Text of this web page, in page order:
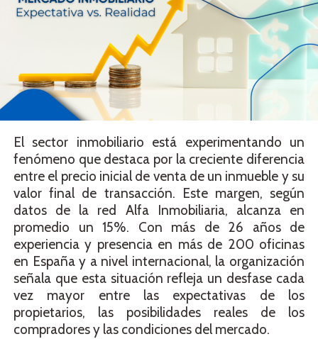
El sector inmobiliario está experimentando un
fenómeno que destaca por la creciente diferencia
entre el precio inicial de venta de un inmueble y su
valor final de transacción. Este margen, según
datos de la red Alfa Inmobiliaria, alcanza en
promedio un 15%. Con más de 26 años de
experiencia y presencia en más de 200 oficinas
en España y a nivel internacional, la organización
señala que esta situación refleja un desfase cada
vez mayor entre las expectativas de los
propietarios, las posibilidades reales de los
compradores y las condiciones del mercado.